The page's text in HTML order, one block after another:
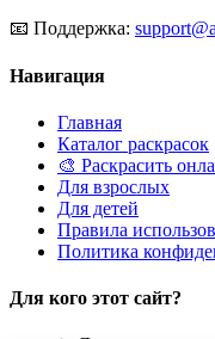
📧 Поддержка:
Навигация
Главная
Каталог раскрасок
🎨 Раскрасить
Для взрослых
Для детей
Правила
Политика
Для кого этот сайт?